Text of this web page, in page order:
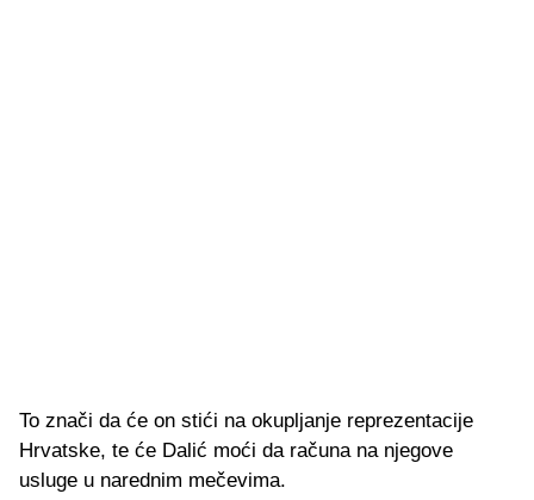
To znači da će on stići na okupljanje reprezentacije
Hrvatske, te će Dalić moći da računa na njegove
usluge u narednim mečevima.